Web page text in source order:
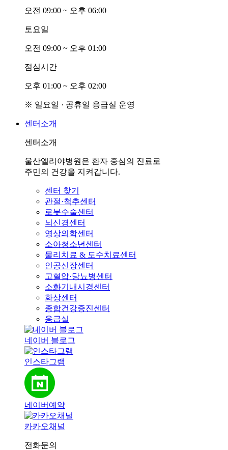
오전 09:00 ~ 오후 06:00
토요일
오전 09:00 ~ 오후 01:00
점심시간
오후 01:00 ~ 오후 02:00
※ 일요일 · 공휴일 응급실 운영
센터소개
센터소개
울산엘리야병원은 환자 중심의 진료로
주민의 건강을 지켜갑니다.
센터 찾기
관절·척추센터
로봇수술센터
뇌신경센터
영상의학센터
소아청소년센터
물리치료 & 도수치료센터
인공신장센터
고혈압·당뇨병센터
소화기내시경센터
화상센터
종합건강증진센터
응급실
네이버 블로그
인스타그램
네이버예약
카카오채널
전화문의